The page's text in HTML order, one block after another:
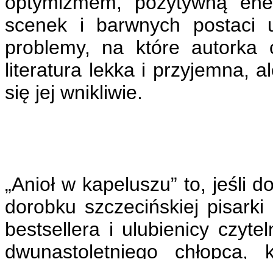
scenek i barwnych postaci
problemy, na które
literatura lekka i przyjemna,
się jej wnikliwie.
„Anioł w kapeluszu” to, jeśli
dorobku szczecińskiej
bestsellera i ulubienicy
dwunastoletniego